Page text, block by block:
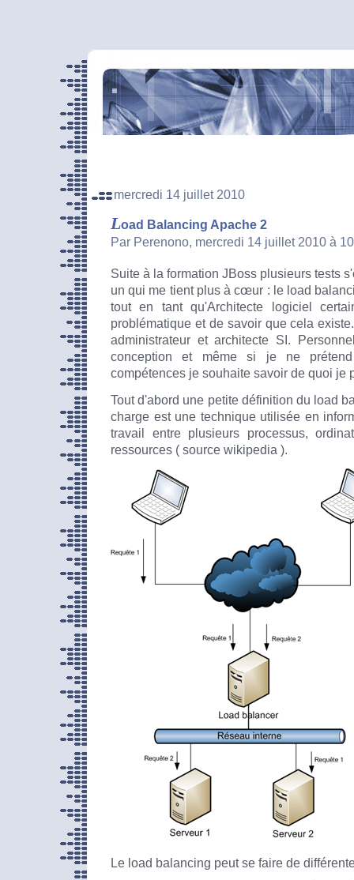
mercredi 14 juillet 2010
Load Balancing Apache 2
Par Perenono, mercredi 14 juillet 2010 à
Suite à la formation JBoss plusieurs tests
un qui me tient plus à cœur : le load
tout en tant qu'Architecte logiciel
problématique et de savoir que cela
administrateur et architecte SI.
conception et même si je ne
compétences je souhaite savoir de quoi je
Tout d'abord une petite définition du load
charge est une technique utilisée en
travail entre plusieurs processus,
ressources ( source wikipedia ).
Le load balancing peut se faire de